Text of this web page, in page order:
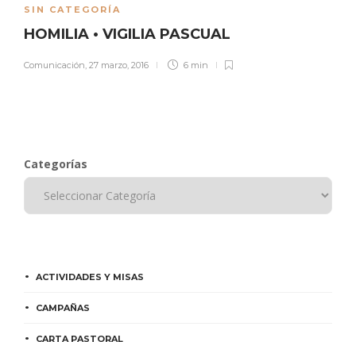
SIN CATEGORÍA
HOMILIA • VIGILIA PASCUAL
Comunicación 27 marzo, 2016 6 min
Categorías
ACTIVIDADES Y MISAS
CAMPAÑAS
CARTA PASTORAL